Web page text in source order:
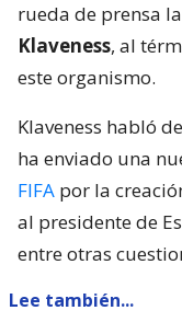
rueda de prensa
Klaveness, al
este organismo.
Klaveness habló
ha enviado una
FIFA por la
al presidente de
entre otras
Lee también...